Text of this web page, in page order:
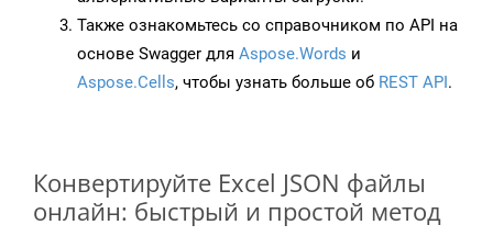
Также ознакомьтесь со справочником по API на
основе Swagger для Aspose.Words и
Aspose.Cells, чтобы узнать больше об REST API.
Конвертируйте Excel JSON файлы
онлайн: быстрый и простой метод